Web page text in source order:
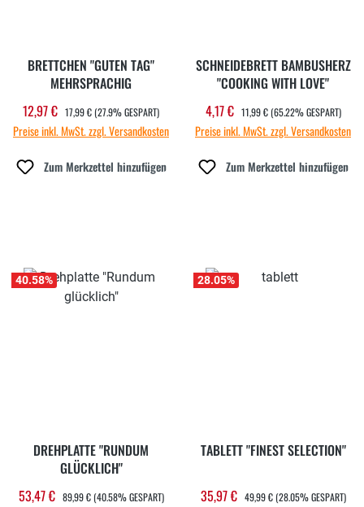
BRETTCHEN "GUTEN TAG"
MEHRSPRACHIG
Verkaufspreis:
12,97 € REGULÄRER PREIS:
17,99 €(27.9% GESPART)
Preise inkl. MwSt. zzgl. Versandkosten
Zum Merkzettel hinzufügen
SCHNEIDEBRETT BAMBUSHERZ
"COOKING WITH LOVE"
Verkaufspreis:
4,17 € REGULÄRER PREIS:
11,99 € (65.22% GESPART)
Preise inkl. MwSt. zzgl. Versandkosten
Zum Merkzettel hinzufügen
40.58%
DREHPLATTE "RUNDUM
GLÜCKLICH"
Verkaufspreis:
53,47 € REGULÄRER PREIS:
89,99 € (40.58% GESPART)
28.05%
TABLETT "FINEST SELECTION"
Verkaufspreis:
35,97 € REGULÄRER PREIS:
49,99 € (28.05% GESPART)